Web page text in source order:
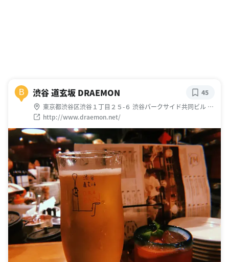
B 渋谷 道玄坂 DRAEMON
東京都渋谷区渋谷１丁目２５-６ 渋谷パークサイド共同ビル Ｂ
１階
http://www.draemon.net/
45